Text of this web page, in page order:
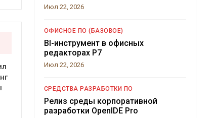
Июл 22, 2026
ОФИСНОЕ ПО (БАЗОВОЕ)
BI-инструмент в офисных
редакторах Р7
Июл 22, 2026
СРЕДСТВА РАЗРАБОТКИ ПО
Релиз среды корпоративной
разработки OpenIDE Pro